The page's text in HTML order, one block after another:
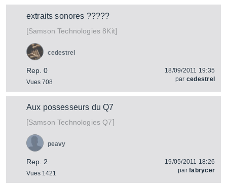
extraits sonores ?????
[Samson Technologies 8Kit]
Rep. 0
Vues 708
cedestrel
18/09/2011 19:35
par cedestrel
Aux possesseurs du Q7
[Samson Technologies Q7]
Rep. 2
Vues 1421
peavy
19/05/2011 18:26
parfabrycer